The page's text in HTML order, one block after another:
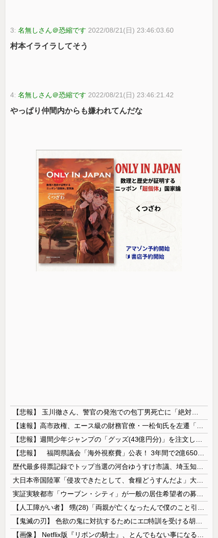
3:名無しさん＠恐縮です 2022/08/21(日) 23:46:03.60
村本イライラしてそう
4:名無しさん＠恐縮です 2022/08/21(日) 23:46:21.42
やっぱり仲間内からも嫌われてんだな